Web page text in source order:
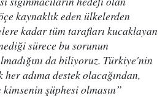
kaynaklık eden ülkelerden
kadar tüm tarafları kucaklayan
sürece bu sorunun
da biliyoruz. Türkiye'nin
adıma destek olacağından,
şüphesi olmasın”